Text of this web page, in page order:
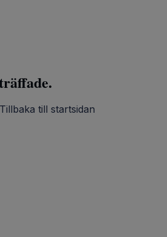
Tillbaka till startsidan